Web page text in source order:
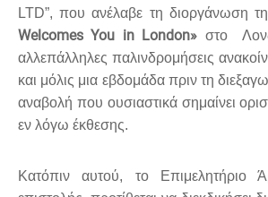
LTD”, που ανέλαβε τη διοργάνωση
Welcomes You in London» στο
αλλεπάλληλες παλινδρομήσεις
και μόλις μια εβδομάδα πριν τη
αναβολή που ουσιαστικά σημαίνει
εν λόγω έκθεσης.
Κατόπιν αυτού, το Επιμελητήριο